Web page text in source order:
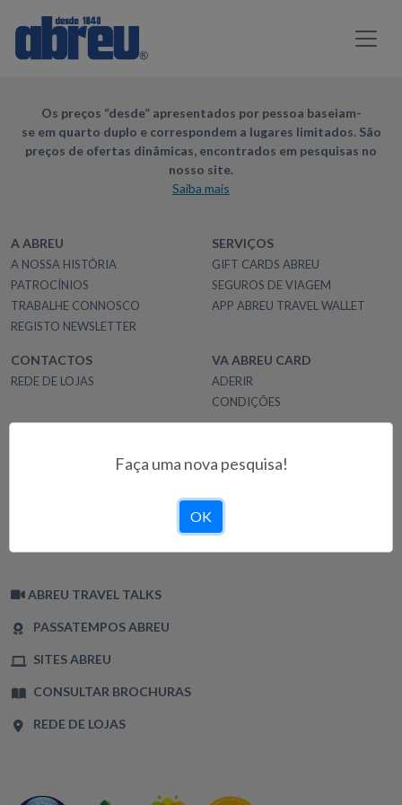
Os preços “desde” apresentados por pessoa baseiam-
se em quarto duplo e correspondem a lugares limitados. São
preços de ofertas dinâmicas, encontrados em pesquisas no
nosso site.
Saiba mais
A ABREU
A NOSSA HISTÓRIA
PATROCÍNIOS
TRABALHE CONNOSCO
REGISTO NEWSLETTER
SERVIÇOS
GIFT CARDS ABREU
SEGUROS DE VIAGEM
APP ABREU TRAVEL WALLET
CONTACTOS
REDE DE LOJAS
VA ABREU CARD
ADERIR
CONDIÇÕES
CONDIÇÕES DE UTILIZAÇÃO
POLÍTICA DE PRIVACIDADE
ABREU TRAVEL TALKS
PASSATEMPOS ABREU
SITES ABREU
CONSULTAR BROCHURAS
REDE DE LOJAS
Faça uma nova pesquisa!
OK